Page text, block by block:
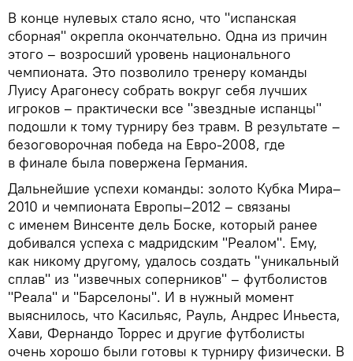
В конце нулевых стало ясно, что "испанская
сборная" окрепла окончательно. Одна из причин
этого – возросший уровень национального
чемпионата. Это позволило тренеру команды
Луису Арагонесу собрать вокруг себя лучших
игроков – практически все "звездные испанцы"
подошли к тому турниру без травм. В результате –
безоговорочная победа на Евро-2008, где
в финале была повержена Германия.
Дальнейшие успехи команды: золото Кубка Мира–
2010 и чемпионата Европы–2012 – связаны
с именем Винсенте дель Боске, который ранее
добивался успеха с мадридским "Реалом". Ему,
как никому другому, удалось создать "уникальный
сплав" из "извечных соперников" – футболистов
"Реала" и "Барселоны". И в нужный момент
выяснилось, что Касильяс, Рауль, Андрес Иньеста,
Хави, Фернандо Торрес и другие футболисты
очень хорошо были готовы к турниру физически. В